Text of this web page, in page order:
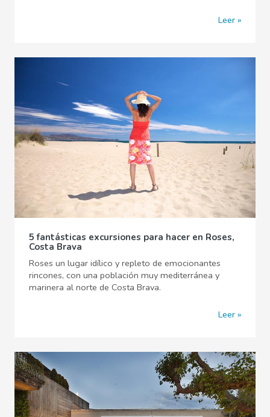
Leer
5 fantásticas excursiones para hacer en Roses,
Costa Brava
Roses un lugar idílico y repleto de emocionantes
rincones, con una población muy mediterránea y
marinera al norte de Costa Brava.
Leer